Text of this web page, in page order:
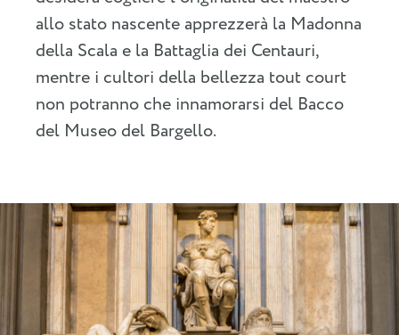
allo stato nascente apprezzerà la Madonna
della Scala e la Battaglia dei Centauri,
mentre i cultori della bellezza tout court
non potranno che innamorarsi del Bacco
del Museo del Bargello.